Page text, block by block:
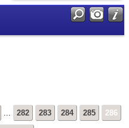
... 282 283 284 285 286